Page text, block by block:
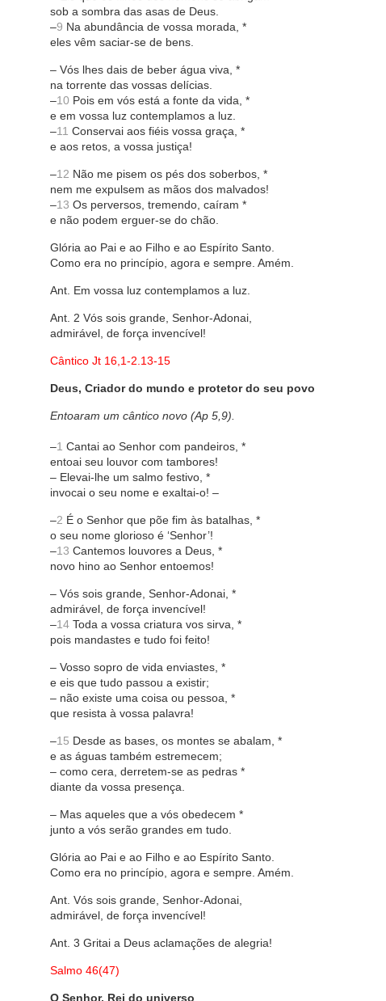
sob a sombra das asas de Deus.
–9 Na abundância de vossa morada, *
eles vêm saciar-se de bens.
– Vós lhes dais de beber água viva, *
na torrente das vossas delícias.
–10 Pois em vós está a fonte da vida, *
e em vossa luz contemplamos a luz.
–11 Conservai aos fiéis vossa graça, *
e aos retos, a vossa justiça!
–12 Não me pisem os pés dos soberbos, *
nem me expulsem as mãos dos malvados!
–13 Os perversos, tremendo, caíram *
e não podem erguer-se do chão.
Glória ao Pai e ao Filho e ao Espírito Santo.
Como era no princípio, agora e sempre. Amém.
Ant. Em vossa luz contemplamos a luz.
Ant. 2 Vós sois grande, Senhor-Adonai,
admirável, de força invencível!
Cântico Jt 16,1-2.13-15
Deus, Criador do mundo e protetor do seu povo
Entoaram um cântico novo (Ap 5,9).
–1 Cantai ao Senhor com pandeiros, *
entoai seu louvor com tambores!
– Elevai-lhe um salmo festivo, *
invocai o seu nome e exaltai-o! –
–2 É o Senhor que põe fim às batalhas, *
o seu nome glorioso é ‘Senhor’!
–13 Cantemos louvores a Deus, *
novo hino ao Senhor entoemos!
– Vós sois grande, Senhor-Adonai, *
admirável, de força invencível!
–14 Toda a vossa criatura vos sirva, *
pois mandastes e tudo foi feito!
– Vosso sopro de vida enviastes, *
e eis que tudo passou a existir;
– não existe uma coisa ou pessoa, *
que resista à vossa palavra!
–15 Desde as bases, os montes se abalam, *
e as águas também estremecem;
– como cera, derretem-se as pedras *
diante da vossa presença.
– Mas aqueles que a vós obedecem *
junto a vós serão grandes em tudo.
Glória ao Pai e ao Filho e ao Espírito Santo.
Como era no princípio, agora e sempre. Amém.
Ant. Vós sois grande, Senhor-Adonai,
admirável, de força invencível!
Ant. 3 Gritai a Deus aclamações de alegria!
Salmo 46(47)
O Senhor, Rei do universo